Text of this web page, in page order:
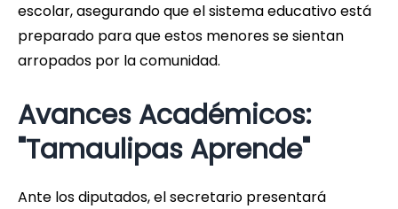
escolar, asegurando que el sistema educativo está
preparado para que estos menores se sientan
arropados por la comunidad.
Avances Académicos:
"Tamaulipas Aprende"
Ante los diputados, el secretario presentará